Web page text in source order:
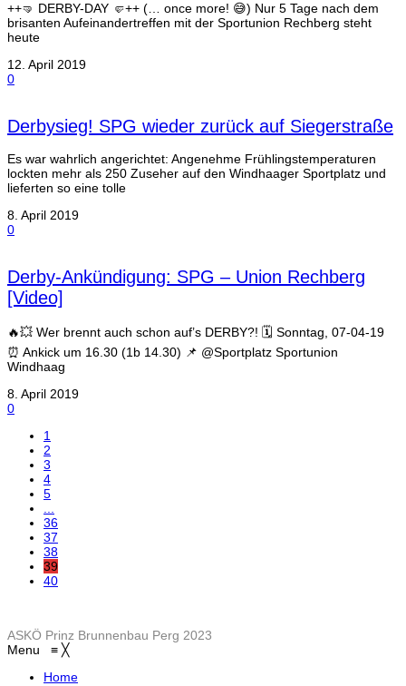
++🤜 DERBY-DAY 🤛++ (… once more! 😅) Nur 5 Tage nach dem
brisanten Aufeinandertreffen mit der Sportunion Rechberg steht
heute
12. April 2019
0
Derbysieg! SPG wieder zurück auf Siegerstraße
Es war wahrlich angerichtet: Angenehme Frühlingstemperaturen
lockten mehr als 250 Zuseher auf den Windhaager Sportplatz und
lieferten so eine tolle
8. April 2019
0
Derby-Ankündigung: SPG – Union Rechberg
[Video]
🔥💥 Wer brennt auch schon auf’s DERBY?! 🗓 Sonntag, 07-04-19
⏰ Ankick um 16.30 (1b 14.30) 📌 @Sportplatz Sportunion
Windhaag
8. April 2019
0
1
2
3
4
5
...
36
37
38
39
40
ASKÖ Prinz Brunnenbau Perg 2023
Menu ≡ ╳
Home